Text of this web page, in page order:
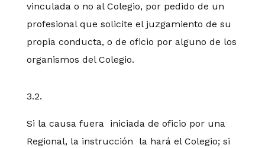
vinculada o no al Colegio, por pedido de un
profesional que solicite el juzgamiento de su
propia conducta, o de oficio por alguno de los
organismos del Colegio.
3.2.
Si la causa fuera iniciada de oficio por una
Regional, la instrucción la hará el Colegio; si